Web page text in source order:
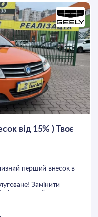
від 15% ) Твоє
перший внесок в
Замінити
підшипник. Готова до
умови по